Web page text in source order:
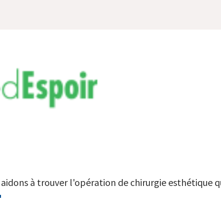
aidons à trouver l'opération de chirurgie esthétique